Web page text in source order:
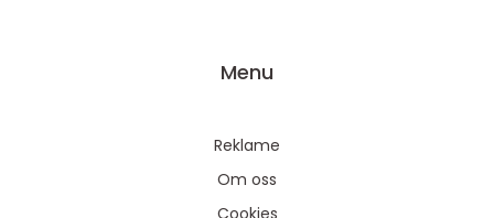
Menu
Reklame
Om oss
Cookies